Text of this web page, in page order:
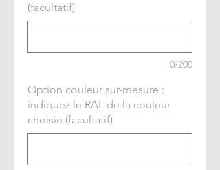
(facultatif)
0/200
Option couleur sur-mesure :
indiquez le RAL de la couleur
choisie (facultatif)